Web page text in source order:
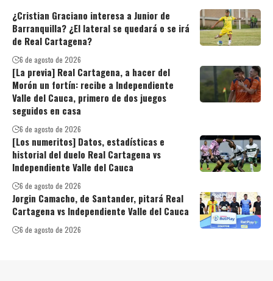
¿Cristian Graciano interesa a Junior de
Barranquilla? ¿El lateral se quedará o se irá
de Real Cartagena?
6 de agosto de 2026
[La previa] Real Cartagena, a hacer del
Morón un fortín: recibe a Independiente
Valle del Cauca, primero de dos juegos
seguidos en casa
6 de agosto de 2026
[Los numeritos] Datos, estadísticas e
historial del duelo Real Cartagena vs
Independiente Valle del Cauca
6 de agosto de 2026
Jorgin Camacho, de Santander, pitará Real
Cartagena vs Independiente Valle del Cauca
6 de agosto de 2026